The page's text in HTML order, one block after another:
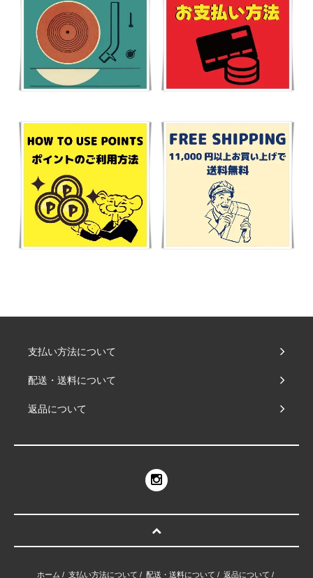
支払い方法について
配送・送料について
返品について
ホーム / 支払い方法について / 配送・送料について / 返品について /